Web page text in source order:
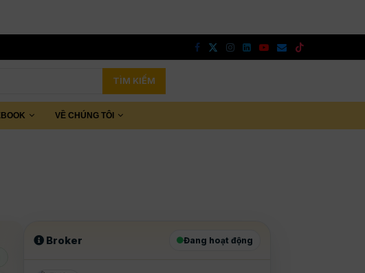
TÌM KIẾM
VỀ CHÚNG TÔI
Broker Đang hoạt động